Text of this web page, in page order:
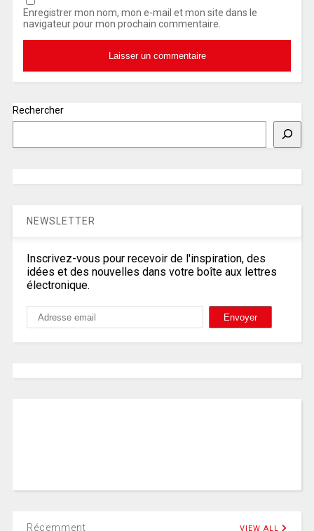
Enregistrer mon nom, mon e-mail et mon site dans le
navigateur pour mon prochain commentaire.
Rechercher
NEWSLETTER
Inscrivez-vous pour recevoir de l'inspiration, des
idées et des nouvelles dans votre boîte aux lettres
électronique.
Récemment VIEW ALL